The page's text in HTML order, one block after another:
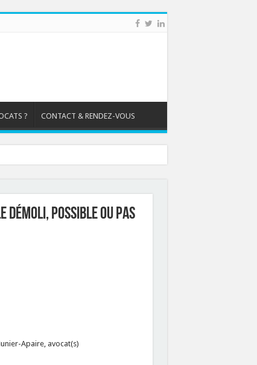
? CONTACT & RENDEZ-VOUS
démoli, possible ou pas
Apaire, avocat(s)